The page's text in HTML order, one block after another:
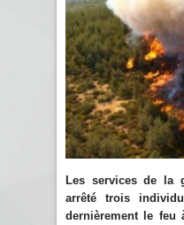
Les services de la
arrêté trois
dernièrement le feu